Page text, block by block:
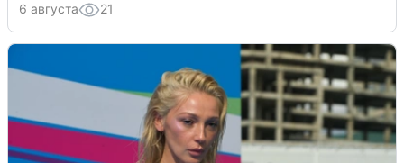
6 августа 21